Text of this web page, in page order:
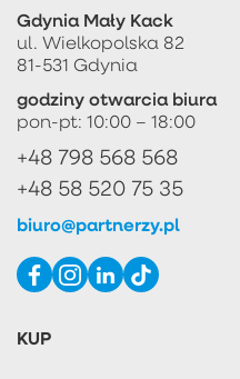
Gdynia Mały Kack
ul. Wielkopolska 82
81-531 Gdynia
godziny otwarcia biura
pon-pt: 10:00 – 18:00
+48 798 568 568
+48 58 520 75 35
biuro@partnerzy.pl
KUP